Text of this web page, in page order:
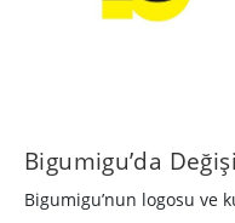
Bigumigu’da
Bigumigu’nun logosu ve